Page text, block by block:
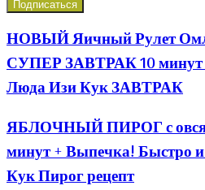
НОВЫЙ Яичный Рулет
СУПЕР ЗАВТРАК 10
Люда Изи Кук ЗАВТРАК
ЯБЛОЧНЫЙ ПИРОГ с
минут + Выпечка! Быстро
Кук Пирог рецепт